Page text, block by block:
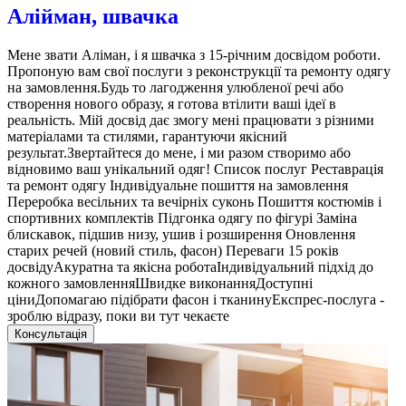
Алійман, швачка
Мене звати Аліман, і я швачка з 15-річним досвідом роботи.
Пропоную вам свої послуги з реконструкції та ремонту одягу
на замовлення.Будь то лагодження улюбленої речі або
створення нового образу, я готова втілити ваші ідеї в
реальність. Мій досвід дає змогу мені працювати з різними
матеріалами та стилями, гарантуючи якісний
результат.Звертайтеся до мене, і ми разом створимо або
відновимо ваш унікальний одяг! Список послуг Реставрація
та ремонт одягу Індивідуальне пошиття на замовлення
Переробка весільних та вечірніх суконь Пошиття костюмів і
спортивних комплектів Підгонка одягу по фігурі Заміна
блискавок, підшив низу, ушив і розширення Оновлення
старих речей (новий стиль, фасон) Переваги 15 років
досвідуАкуратна та якісна роботаІндивідуальний підхід до
кожного замовленняШвидке виконанняДоступні
ціниДопомагаю підібрати фасон і тканинуЕкспрес-послуга -
зроблю відразу, поки ви тут чекаєте
Консультація